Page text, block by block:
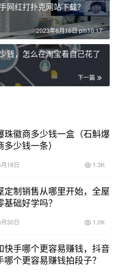
网红打扑克网站下载？
2023年6月16日 pm10:17
钱，怎么在淘宝看自己花了
下一篇
珠徽商多少钱一盒（石斛爆
少钱一条）
18日 1.3K
定制销售从哪里开始，全屋
基础好学吗？
30日 1.0K
快手哪个更容易赚钱，抖音
哪个更容易赚钱拍段子？